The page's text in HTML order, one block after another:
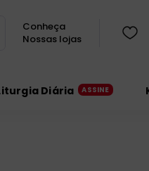
Conheça
Nossas lojas
Diária